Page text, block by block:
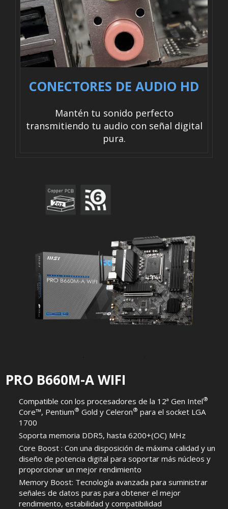
CONECTORES DE AUDIO HD
Mantén tu sonido perfecto
transmitiendo tu audio con señal digital
pura.
PRO B660M-A WIFI
Compatible con los procesadores de la 12ª Gen Intel®
Core™, Pentium® Gold y Celeron® para el socket LGA
1700
Soporta memoria DDR5, hasta 6200+(OC) MHz
Core Boost : Con una disposición de máxima calidad y un
diseño de potencia digital para soportar más núcleos y
proporcionar un mejor rendimiento
Memory Boost: Tecnología avanzada para suministrar
señales de datos puras para obtener el mejor
rendimiento, estabilidad y compatibilidad